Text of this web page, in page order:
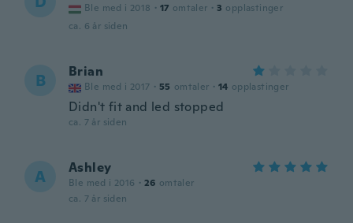
Ble med i 2018 · 17 omtaler · 3 opplastinger
ca. 6 år siden
B Brian
Ble med i 2017 · 55 omtaler · 14 opplastinger
Didn't fit and led stopped
ca. 7 år siden
A Ashley
Ble med i 2016 · 26 omtaler
ca. 7 år siden